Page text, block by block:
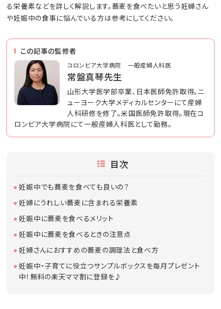
る栄養素などを詳しく解説します。蕎麦を食べたいと思う妊婦さん
や妊娠中の食事に悩んでいる方は参考にしてください。
この記事の監修者
コロンビア大学病院 一般産婦人科医
常盤真琴先生
山形大学医学部卒業、日本医師免許取得。ニ
ューヨーク大学メディカルセンターにて産婦
人科研修を修了。米国医師免許取得。現在コ
ロンビア大学病院にて一般産婦人科医として勤務。
目次
妊娠中でも蕎麦を食べても良いの？
妊婦にうれしい蕎麦に含まれる栄養素
妊娠中に蕎麦を食べるメリット
妊娠中に蕎麦を食べるときの注意点
妊婦さんにおすすめの蕎麦の調理法と食べ方
妊娠中・子育てに役立つサンプルボックスを毎月プレゼント
中！無料の楽天ママ割に登録を♪